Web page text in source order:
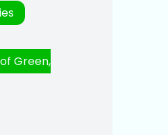
Green,